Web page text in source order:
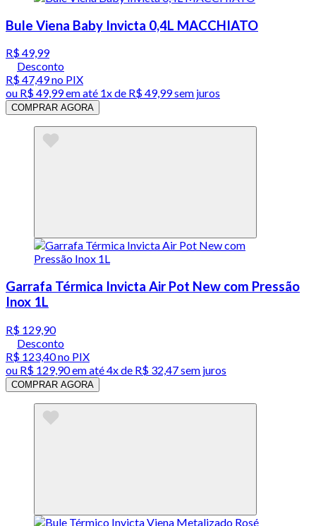
Bule Viena Baby Invicta 0,4L MACCHIATO
R$ 49,99
Desconto
R$ 47,49no PIX
ou R$ 49,99em até 1x de R$ 49,99sem juros
COMPRAR AGORA
Garrafa Térmica Invicta Air Pot New com Pressão
Inox 1L
R$ 129,90
Desconto
R$ 123,40no PIX
ou R$ 129,90em até4x de R$ 32,47 sem juros
COMPRAR AGORA